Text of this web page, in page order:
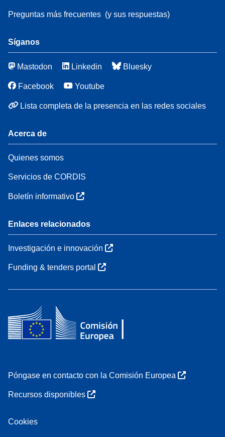
Preguntas más frecuentes (y sus respuestas)
Síganos
Mastodon Linkedin Bluesky
Facebook Youtube
Lista completa de la presencia en las redes sociales
Acerca de
Quienes somos
Servicios de CORDIS
Boletín informativo
Enlaces relacionados
Investigación e innovación
Funding & tenders portal
Póngase en contacto con la Comisión Europea
Recursos disponibles
Cookies